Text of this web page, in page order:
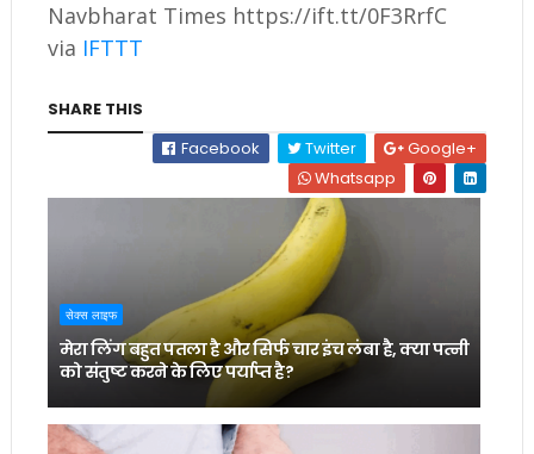
Navbharat Times https://ift.tt/0F3RrfC
via IFTTT
SHARE THIS
Facebook
Twitter
Google+
Whatsapp
सेक्स लाइफ
मेरा लिंग बहुत पतला है और सिर्फ चार इंच लंबा है, क्या पत्नी
को संतुष्ट करने के लिए पर्याप्त है?